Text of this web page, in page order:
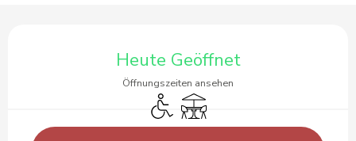
Heute Geöffnet
Öffnungszeiten ansehen
Zugang für Behinderte
Terrasse